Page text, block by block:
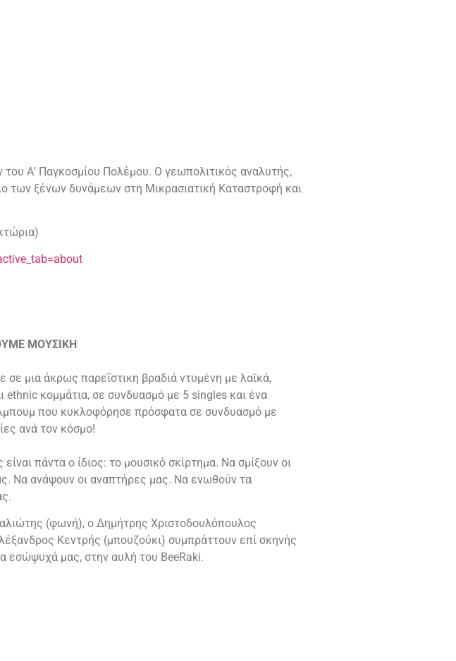
Α’ Παγκοσμίου Πολέμου. Ο γεωπολιτικός αναλυτής,
των ξένων δυνάμεων στη Μικρασιατική Καταστροφή και
ΜΟΥΣΙΚΗ
σε μια άκρως παρεΐστικη βραδιά ντυμένη με λαϊκά,
ethnic κομμάτια, σε συνδυασμό με 5 singles και ένα
που κυκλοφόρησε πρόσφατα σε συνδυασμό με
ανά τον κόσμο!
πάντα ο ίδιος: το μουσικό σκίρτημα. Να σμίξουν οι
Να ανάψουν οι αναπτήρες μας. Να ενωθούν τα
(φωνή), o Δημήτρης Χριστοδουλόπουλος
Κεντρής (μπουζούκι) συμπράττουν επί σκηνής
εσώψυχά μας, στην αυλή του BeeRaki.